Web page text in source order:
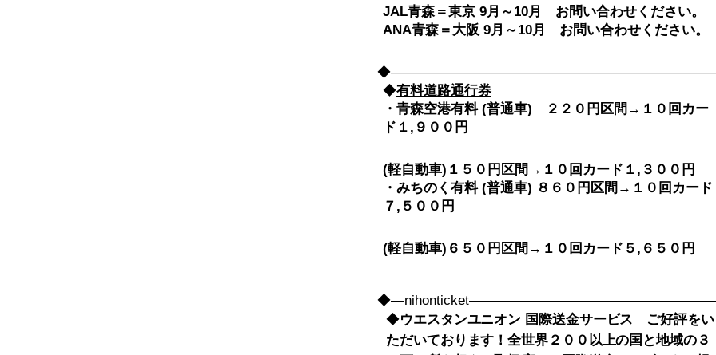
JAL青森＝東京 9月～10月 お問い合わせください。
ANA青森＝大阪 9月～10月 お問い合わせください。
◆有料道路通行券
・青森空港有料 (普通車) ２２０円区間→１０回カー
ド１,９００円
(軽自動車)１５０円区間→１０回カード１,３００円
・みちのく有料 (普通車) ８６０円区間→１０回カード
７,５００円
(軽自動車)６５０円区間→１０回カード５,６５０円
◆ウエスタンユニオン 国際送金サービス ご好評をい
ただいております！全世界２００以上の国と地域の３